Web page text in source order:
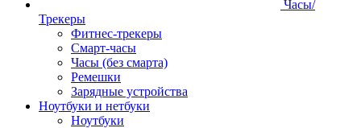
Часы/
Трекеры
Фитнес-трекеры
Смарт-часы
Часы (без смарта)
Ремешки
Зарядные устройства
Ноутбуки и нетбуки
Ноутбуки